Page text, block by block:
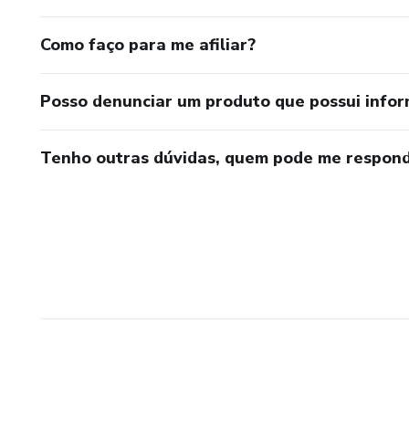
Como faço para me afiliar?
Posso denunciar um produto que possui
Tenho outras dúvidas, quem pode me